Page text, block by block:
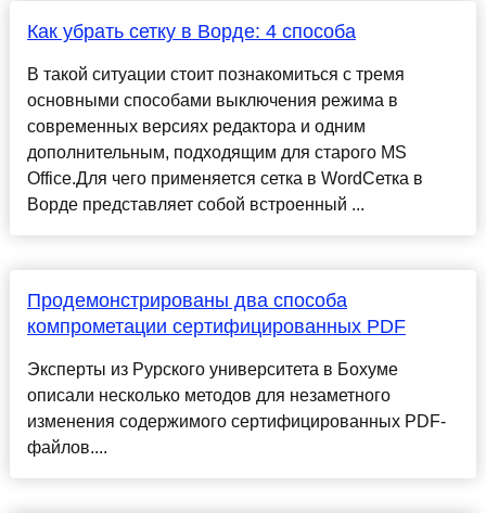
Как убрать сетку в Ворде: 4 способа
В такой ситуации стоит познакомиться с тремя
основными способами выключения режима в
современных версиях редактора и одним
дополнительным, подходящим для старого MS
Office.Для чего применяется сетка в WordСетка в
Ворде представляет собой встроенный ...
Продемонстрированы два способа
компрометации сертифицированных PDF
Эксперты из Рурского университета в Бохуме
описали несколько методов для незаметного
изменения содержимого сертифицированных PDF-
файлов....